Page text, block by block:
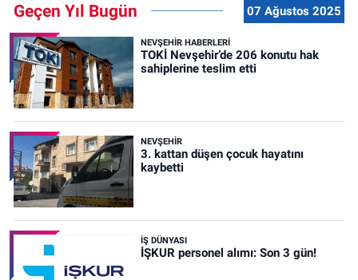
Geçen Yıl Bugün 07 Ağustos 2025
NEVŞEHIR HABERLERI
TOKİ Nevşehir’de 206 konutu hak
sahiplerine teslim etti
NEVŞEHIR
3. kattan düşen çocuk hayatını
kaybetti
İŞ DÜNYASI
İŞKUR personel alımı: Son 3 gün!